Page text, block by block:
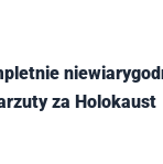
za Holokaust